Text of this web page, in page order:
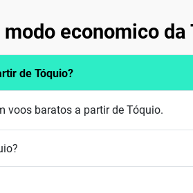
economico da
de Tóquio?
voos baratos a partir de Tóquio.